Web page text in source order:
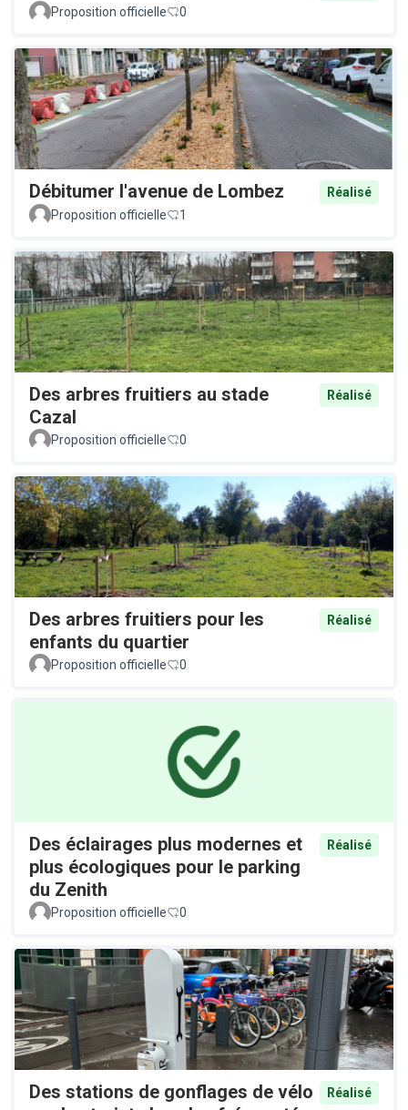
Proposition officielle
0
Débitumer l'avenue de Lombez
Réalisé
Proposition officielle
1
Des arbres fruitiers au stade
Cazal
Réalisé
Proposition officielle 0
Des arbres fruitiers pour les
enfants du quartier
Réalisé
Proposition officielle 0
Des éclairages plus modernes et
plus écologiques pour le parking
du Zenith
Réalisé
Proposition officielle 0
Des stations de gonflages de vélo
Réalisé